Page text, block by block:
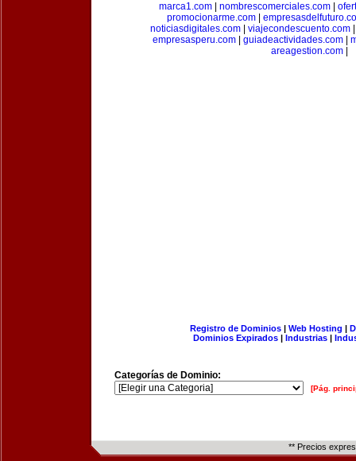
marca1.com| nombrescomerciales.com|
promocionarme.com|
noticiasdigitales.com| viajecondescuento.com
empresasperu.com| guiadeactividades.com|
areagestion.com|
Registro de Dominios| Web Hosting |
Dominios Expirados | Industrias |
Categorías de Dominio:
[Pág.
** Precios